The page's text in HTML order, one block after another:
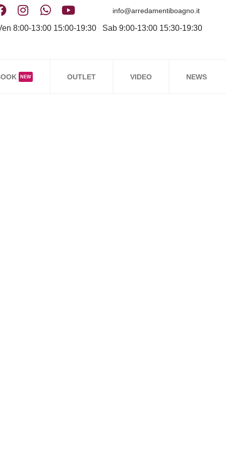
info@arredamentiboagno.it
8:00-13:00 15:00-19:30 Sab 9:00-13:00 15:30-19:30
NEW OUTLET VIDEO NEWS